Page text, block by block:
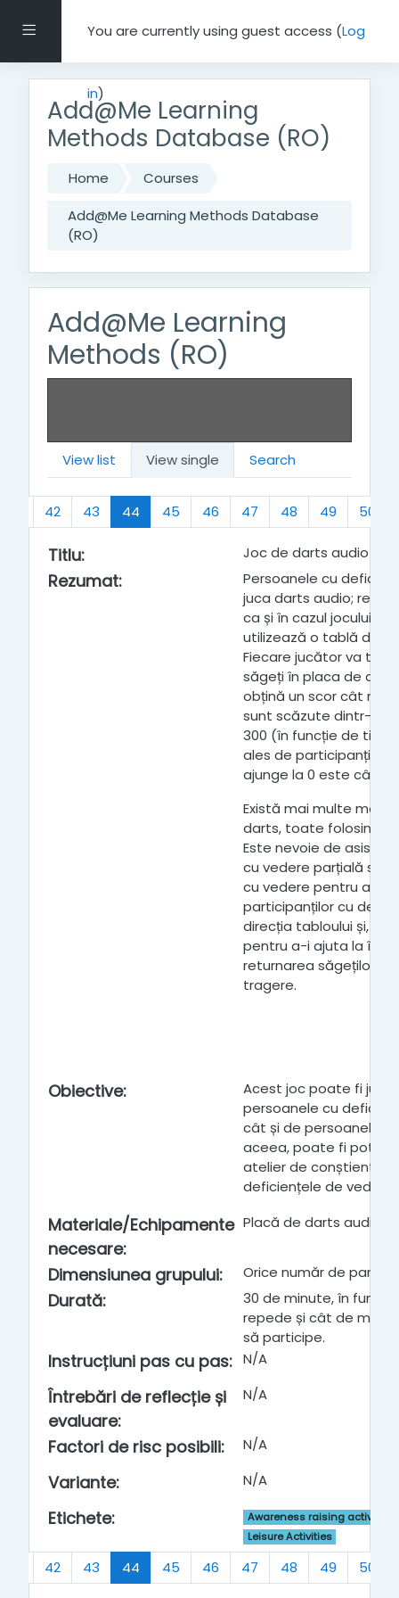
Side panelYou are currently using guest access (Log
in)
Add@Me Learning
Methods Database (RO)
Home
Courses
Add@Me Learning Methods Database
(RO)
Add@Me Learning
Methods (RO)
View list View single Search
42 43 44(current)
45 46 47 48 49 50
Titlu: Joc de darts audio
Rezumat:
Persoanele cu
juca darts audio;
ca și în cazul jocului
utilizează o tablă de
Fiecare jucător va
săgeți în placa de
obțină un scor cât mai
sunt scăzute dintr-un
300 (în funcție de tipul
ales de participanți).
ajunge la 0 este
Există mai multe
darts, toate folosind
Este nevoie de
cu vedere parțială sau
cu vedere pentru a le
participanților cu
direcția tabloului și, de
pentru a-i ajuta la
returnarea săgeților
tragere.
Obiective:
Acest joc poate fi
persoanele cu
cât și de persoanele
aceea, poate fi
atelier de
deficiențele de vedere.
Materiale/Echipamente
necesare:
Placă de darts audio
Dimensiunea grupului: Orice număr de
Durată:
30 de minute, în
repede și cât de mult
să participe.
Instrucțiuni pas cu pas: N/A
Întrebări de reflecție și
evaluare:
N/A
Factori de risc posibili: N/A
Variante: N/A
Etichete:
Awareness raising activities
Leisure Activities
42 43 44(current)
45 46 47 48 49 50